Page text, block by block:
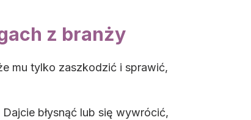
z branży
mu tylko zaszkodzić i sprawić,
błysnąć lub się wywrócić,